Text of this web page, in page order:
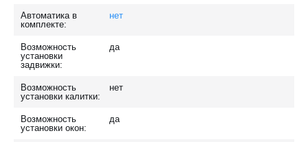
Автоматика в
комплекте:
нет
Возможность
установки
задвижки:
да
Возможность
установки калитки:
нет
Возможность
установки окон:
да